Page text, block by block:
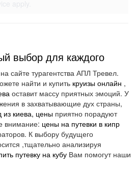
выбор для каждого
сайте турагентства АПЛ Тревел.
найти и купить круизы онлайн ,
оставит массу приятных эмоций. У
в захватывающие дух страны,
из киева, цены приятно порадуют
внимание: цены на путевки в кипр
К выбору будущего
,тщательно анализируя
путевку на кубу Вам помогут наши